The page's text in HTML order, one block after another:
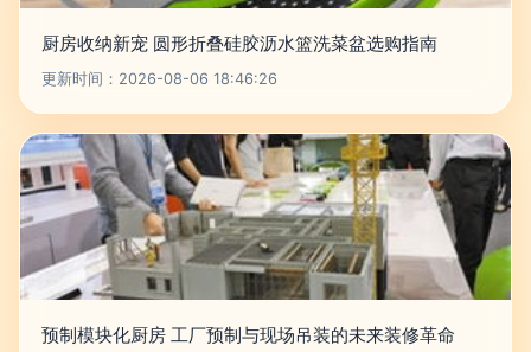
厨房收纳新宠 圆形折叠硅胶沥水篮洗菜盆选购指南
更新时间：2026-08-06 18:46:26
预制模块化厨房 工厂预制与现场吊装的未来装修革命